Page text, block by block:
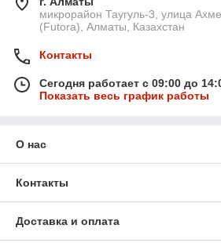
микрорайон Таугуль-3, улица
(Futora), Алматы, Казахстан
Контакты
Сегодня работает с 09:00 до
Показать весь график работы
О нас
Контакты
Доставка и оплата